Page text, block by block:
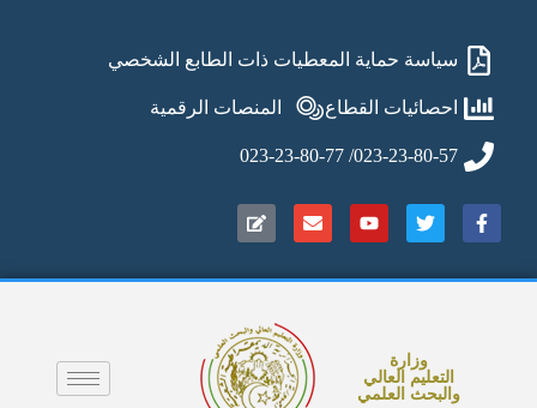
سياسة حماية المعطيات ذات الطابع الشخصي
احصائيات القطاع المنصات الرقمية
023-23-80-57/ 023-23-80-77
وزارة
التعليم العالي
والبحث العلمي